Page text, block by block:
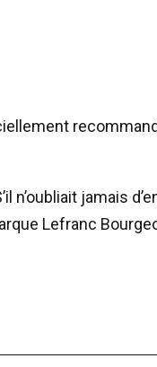
jamais
Lefranc